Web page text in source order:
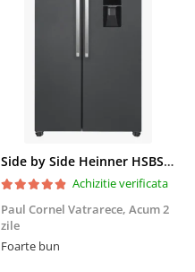
Side by Side Heinner HSBS-HM439NFINVDGWDE++, Total No Frost, Compresor Inverter, Dozator Apa, Display Touch LED, 439 L, Clasa E, Gri Antracit Texturat
Achizitie verificata
Paul Cornel Vatrarece, Acum 2
zile
Foarte bun